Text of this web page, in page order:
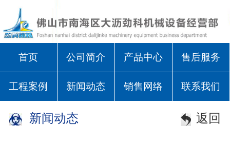
首页 公司简介 产品中心 售后服务
工程案例 新闻动态 销售网络 联系我们
新闻动态 返回